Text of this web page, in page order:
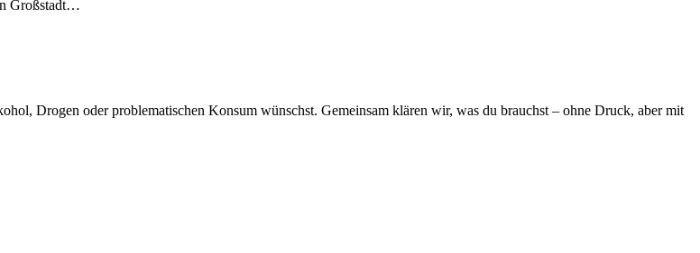
Großstadt…
Drogen oder problematischen Konsum wünschst. Gemeinsam klären wir, was du brauchst – ohne Druck, aber mit